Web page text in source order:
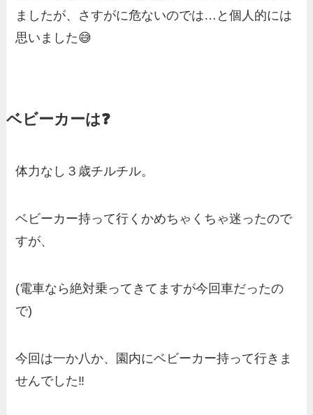
ましたが、さすがに危ないのでは…と個人的には
思いました😅
ベビーカーは❓
体力なし３歳チルチル。
ベビーカー持って行くかめちゃくちゃ迷ったので
すが、
(電車なら絶対乗ってきてますが今回車だったの
で)
今回は一か八か、園内にベビーカー持って行きま
せんでした‼️